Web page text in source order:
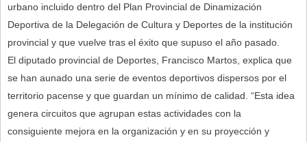
urbano incluido dentro del Plan Provincial de Dinamización
Deportiva de la Delegación de Cultura y Deportes de la institución
provincial y que vuelve tras el éxito que supuso el año pasado.
El diputado provincial de Deportes, Francisco Martos, explica que
se han aunado una serie de eventos deportivos dispersos por el
territorio pacense y que guardan un mínimo de calidad. “Esta idea
genera circuitos que agrupan estas actividades con la
consiguiente mejora en la organización y en su proyección y